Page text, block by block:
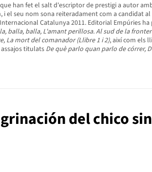
han fet el salt d'escriptor de prestigi a autor
el seu nom sona reiteradament com a candidat
Catalunya 2011. Editorial Empúries ha
balla, balla, L'amant perillosa. Al sud de la
La mort del comanador (Llibre 1 i 2), així com els
assajos titulatsDe què parlo quan parlo de córrer,
del chico